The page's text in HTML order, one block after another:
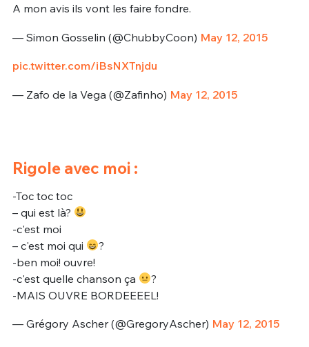
A mon avis ils vont les faire fondre.
— Simon Gosselin (@ChubbyCoon) May 12, 2015
pic.twitter.com/iBsNXTnjdu
— Zafo de la Vega (@Zafinho) May 12, 2015
Rigole avec moi :
-Toc toc toc
– qui est là?
-c'est moi
– c'est moi qui
?
-ben moi! ouvre!
-c'est quelle chanson ça
?
-MAIS OUVRE BORDEEEEL!
— Grégory Ascher (@GregoryAscher) May 12, 2015